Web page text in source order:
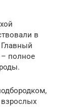
в
– полное